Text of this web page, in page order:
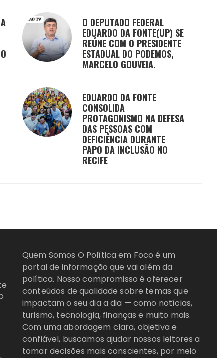
O DEPUTADO FEDERAL
EDUARDO DA FONTE(UP) SE
REÚNE COM O PRESIDENTE
ESTADUAL DO PODEMOS,
MARCELO GOUVEIA.
EDUARDO DA FONTE
CONSOLIDA
PROTAGONISMO NA DEFESA
DAS PESSOAS COM
DEFICIÊNCIA DURANTE
PAPO DA INCLUSÃO NO
RECIFE
Quem Somos O Política em Foco é um
portal de informação que vai além da
política. Nosso compromisso é oferecer
conteúdos de qualidade sobre temas que
impactam o seu dia a dia — como notícias,
turismo, tecnologia, finanças e muito mais.
Com uma abordagem clara, objetiva e
confiável, buscamos ajudar nossos leitores a
tomar decisões mais conscientes, por meio